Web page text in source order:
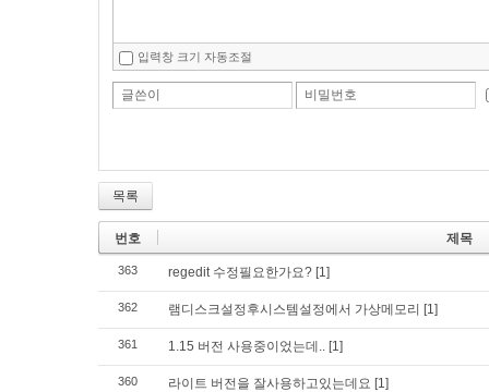
입력창 크기 자동조절
글쓴이 비밀번호
목록
번호 제목
363 regedit 수정필요한가요? [1]
362 램디스크설정후시스템설정에서 가상메모리 [1]
361 1.15 버전 사용중이었는데.. [1]
360 라이트 버전을 잘사용하고있는데요 [1]